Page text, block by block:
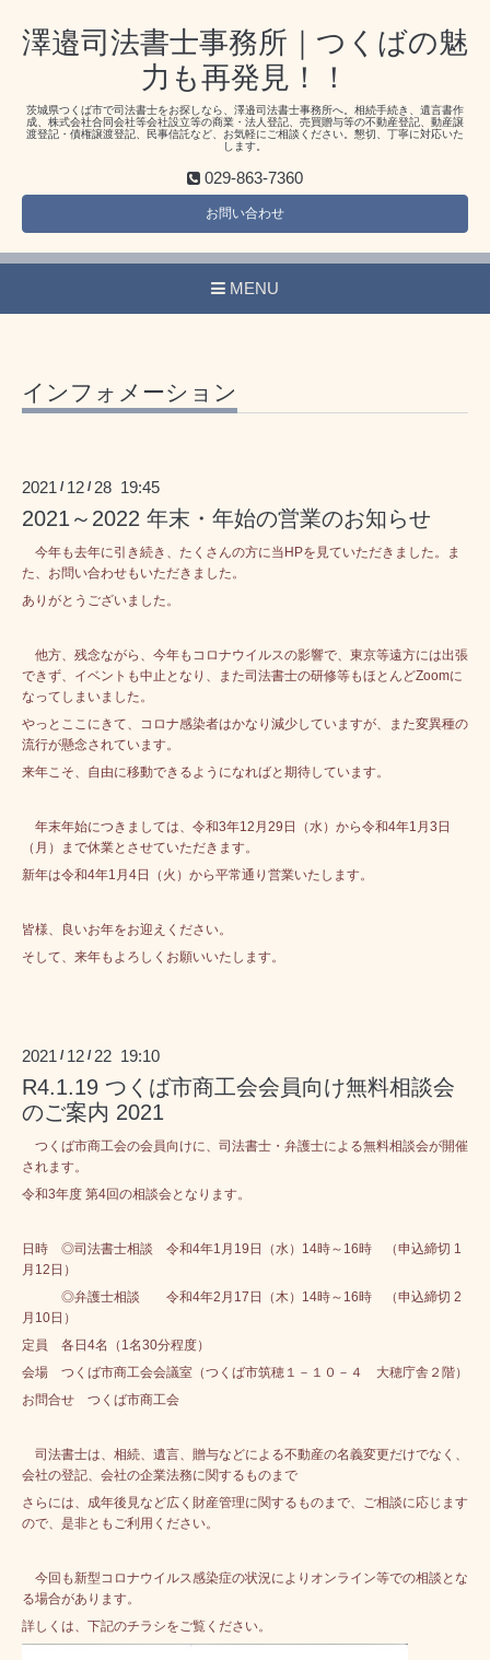
澤邉司法書士事務所｜つくばの魅
力も再発見！！
茨城県つくば市で司法書士をお探しなら、澤邉司法書士事務所へ。相続手続き、遺言書作
成、株式会社合同会社等会社設立等の商業・法人登記、売買贈与等の不動産登記、動産譲
渡登記・債権譲渡登記、民事信託など、お気軽にご相談ください。懇切、丁寧に対応いた
します。
029-863-7360
お問い合わせ
MENU
インフォメーション
2021 / 12 / 28 19:45
2021～2022 年末・年始の営業のお知らせ
今年も去年に引き続き、たくさんの方に当HPを見ていただきました。ま
た、お問い合わせもいただきました。
ありがとうございました。
他方、残念ながら、今年もコロナウイルスの影響で、東京等遠方には出張
できず、イベントも中止となり、また司法書士の研修等もほとんどZoomに
なってしまいました。
やっとここにきて、コロナ感染者はかなり減少していますが、また変異種の
流行が懸念されています。
来年こそ、自由に移動できるようになればと期待しています。
年末年始につきましては、令和3年12月29日（水）から令和4年1月3日
（月）まで休業とさせていただきます。
新年は令和4年1月4日（火）から平常通り営業いたします。
皆様、
良いお年をお迎えください。
そして、来年もよろしくお願いいたします。
2021 / 12 / 22 19:10
R4.1.19 つくば市商工会会員向け無料相談会
のご案内 2021
つくば市商工会の会員向けに、司法書士・弁護士による無料相談会が開催
されます。
令和3年度 第4回の相談会となります。
日時 ◎司法書士相談 令和4年1月19日（水）14時～16時 （申込締切 1
月12日）
◎弁護士相談 令和4年2月17日（木）14時～16時 （申込締切 2
月10日）
定員 各日4名（1名30分程度）
会場 つくば市商工会会議室（つくば市筑穂１－１０－４ 大穂庁舎２階）
お問合せ つくば市商工会
司法書士は、相続、遺言、贈与などによる不動産の名義変更だけでなく、
会社の登記、会社の企業法務に関するものまで
さらには、成年後見など広く財産管理に関するものまで、ご相談に応じます
ので、是非ともご利用ください。
今回も新型コロナウイルス感染症の状況によりオンライン等での相談とな
る場合があります。
詳しくは、下記のチラシをご覧ください。